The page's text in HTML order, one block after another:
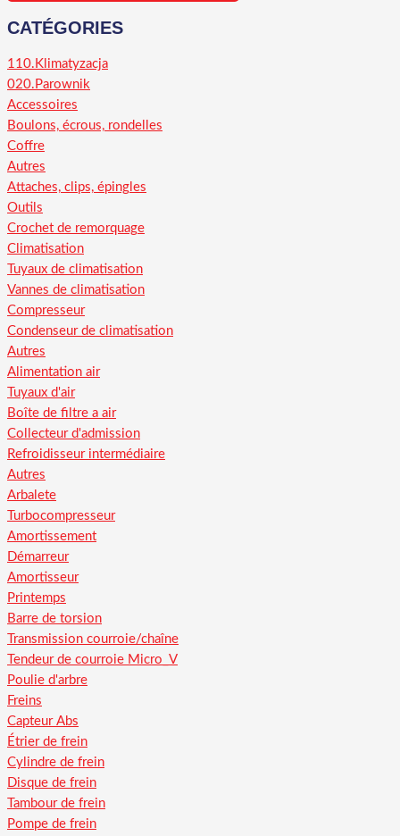
CATÉGORIES
110.Klimatyzacja
020.Parownik
Accessoires
Boulons, écrous, rondelles
Coffre
Autres
Attaches, clips, épingles
Outils
Crochet de remorquage
Climatisation
Tuyaux de climatisation
Vannes de climatisation
Compresseur
Condenseur de climatisation
Autres
Alimentation air
Tuyaux d'air
Boîte de filtre a air
Collecteur d'admission
Refroidisseur intermédiaire
Autres
Arbalete
Turbocompresseur
Amortissement
Démarreur
Amortisseur
Printemps
Barre de torsion
Transmission courroie/chaîne
Tendeur de courroie Micro_V
Poulie d'arbre
Freins
Capteur Abs
Étrier de frein
Cylindre de frein
Disque de frein
Tambour de frein
Pompe de frein